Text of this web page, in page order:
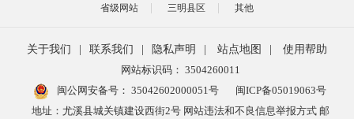
省级网站 三明县区 其他
关于我们 联系我们 隐私声明 站点地图
使用帮助
网站标识码： 3504260011
闽公网安备号： 35042602000051号
闽ICP备05019063号
地址：尤溪县城关镇建设西街2号 网站违法和不良信息举报方式 邮